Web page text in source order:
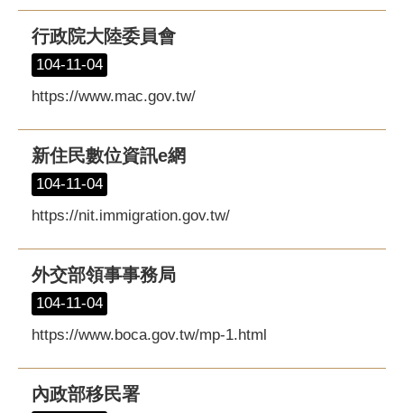
行政院大陸委員會
104-11-04
https://www.mac.gov.tw/
新住民數位資訊e網
104-11-04
https://nit.immigration.gov.tw/
外交部領事事務局
104-11-04
https://www.boca.gov.tw/mp-1.html
內政部移民署